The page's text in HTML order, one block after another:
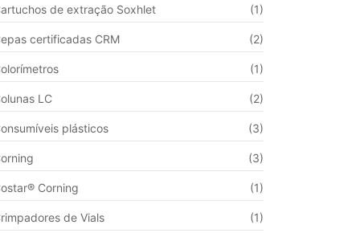
de extração Soxhlet (1)
certificadas CRM (2)
(1)
LC (2)
plásticos (3)
(3)
Corning (1)
de Vials (1)